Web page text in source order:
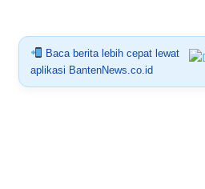
Baca berita lebih cepat lewat
aplikasi BantenNews.co.id